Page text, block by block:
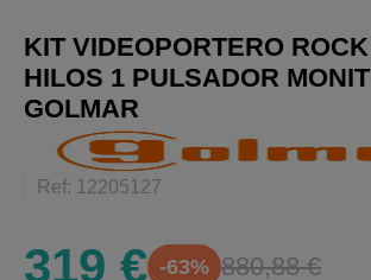
KIT VIDEOPORTERO
HILOS 1 PULSADOR
GOLMAR
Ref: 12205127
319 € -63% 880,88 €